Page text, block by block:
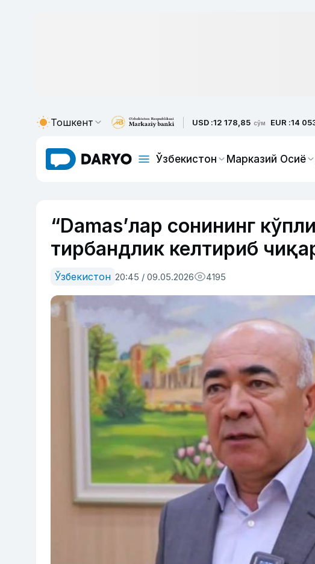
Тошкент USD :12 178,85 сўм EUR :14
Ўзбекистон Марказий Осиё
“Damas’лар сонининг
тирбандлик келтириб
Ўзбекистон 20:45 / 09.05.2026 4195